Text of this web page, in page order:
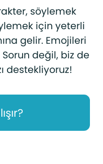
söylemek
için yeterli
gelir. Emojileri
değil, biz de
destekliyoruz!